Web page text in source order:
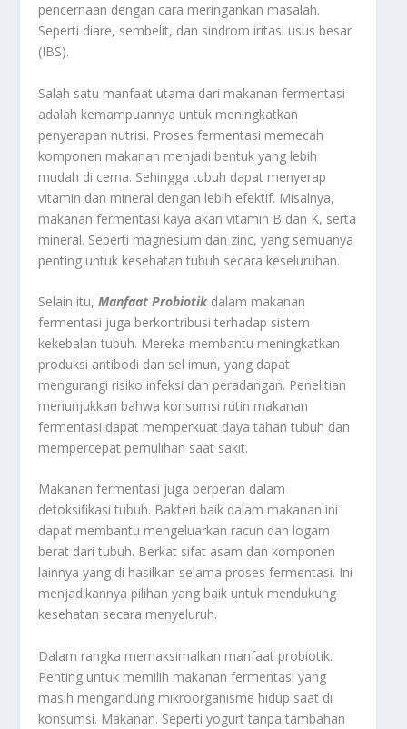
pencernaan dengan cara meringankan masalah.
Seperti diare, sembelit, dan sindrom iritasi usus besar
(IBS).
Salah satu manfaat utama dari makanan fermentasi
adalah kemampuannya untuk meningkatkan
penyerapan nutrisi. Proses fermentasi memecah
komponen makanan menjadi bentuk yang lebih
mudah di cerna. Sehingga tubuh dapat menyerap
vitamin dan mineral dengan lebih efektif. Misalnya,
makanan fermentasi kaya akan vitamin B dan K, serta
mineral. Seperti magnesium dan zinc, yang semuanya
penting untuk kesehatan tubuh secara keseluruhan.
Selain itu,Manfaat Probiotikdalam makanan
fermentasi juga berkontribusi terhadap sistem
kekebalan tubuh. Mereka membantu meningkatkan
produksi antibodi dan sel imun, yang dapat
mengurangi risiko infeksi dan peradangan. Penelitian
menunjukkan bahwa konsumsi rutin makanan
fermentasi dapat memperkuat daya tahan tubuh dan
mempercepat pemulihan saat sakit.
Makanan fermentasi juga berperan dalam
detoksifikasi tubuh. Bakteri baik dalam makanan ini
dapat membantu mengeluarkan racun dan logam
berat dari tubuh. Berkat sifat asam dan komponen
lainnya yang di hasilkan selama proses fermentasi. Ini
menjadikannya pilihan yang baik untuk mendukung
kesehatan secara menyeluruh.
Dalam rangka memaksimalkan manfaat probiotik.
Penting untuk memilih makanan fermentasi yang
masih mengandung mikroorganisme hidup saat di
konsumsi. Makanan. Seperti yogurt tanpa tambahan